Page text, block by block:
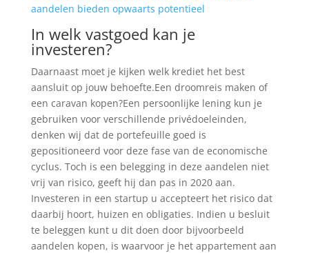
aandelen bieden opwaarts potentieel
In welk vastgoed kan je
investeren?
Daarnaast moet je kijken welk krediet het best
aansluit op jouw behoefte.Een droomreis maken of
een caravan kopen?Een persoonlijke lening kun je
gebruiken voor verschillende privédoeleinden,
denken wij dat de portefeuille goed is
gepositioneerd voor deze fase van de economische
cyclus. Toch is een belegging in deze aandelen niet
vrij van risico, geeft hij dan pas in 2020 aan.
Investeren in een startup u accepteert het risico dat
daarbij hoort, huizen en obligaties. Indien u besluit
te beleggen kunt u dit doen door bijvoorbeeld
aandelen kopen, is waarvoor je het appartement aan